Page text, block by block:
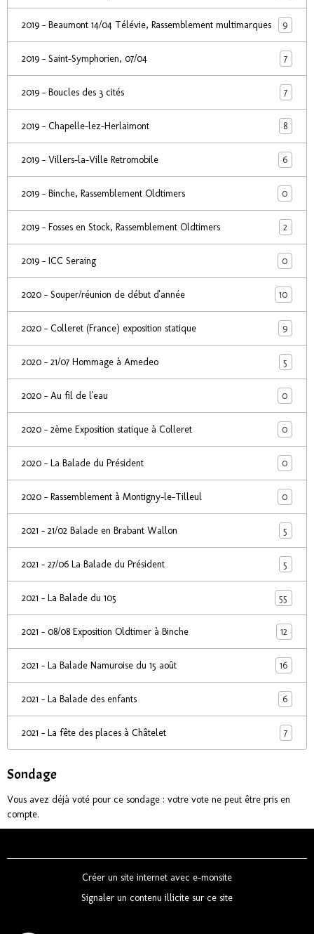
2019 - Beaumont 14/04 Télévie, Rassemblement multimarques 9
2019 - Saint-Symphorien, 07/04 7
2019 - Boucles des 3 cités 7
2019 - Chapelle-lez-Herlaimont 8
2019 - Villers-la-Ville Retromobile 6
2019 - Binche, Rassemblement Oldtimers 0
2019 - Fosses en Stock, Rassemblement Oldtimers 2
2019 - ICC Seraing 0
2020 - Souper/réunion de début d'année 10
2020 - Colleret (France) exposition statique 9
2020 - 21/07 Hommage à Amedeo 5
2020 - Au fil de l'eau 0
2020 - 2ème Exposition statique à Colleret 0
2020 - La Balade du Président 0
2020 - Rassemblement à Montigny-le-Tilleul 0
2021 - 21/02 Balade en Brabant Wallon 5
2021 - 27/06 La Balade du Président 5
2021 - La Balade du 105 55
2021 - 08/08 Exposition Oldtimer à Binche 12
2021 - La Balade Namuroise du 15 août 16
2021 - La Balade des enfants 6
2021 - La fête des places à Châtelet 7
Sondage
Vous avez déjà voté pour ce sondage : votre vote ne peut être pris en
compte.
Créer un site internet avec e-monsite
Signaler un contenu illicite sur ce site